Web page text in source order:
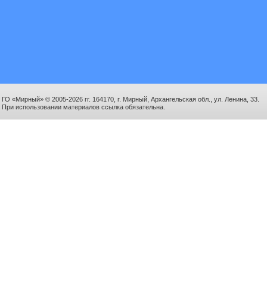
ГО «Мирный» © 2005-2026 гг. 164170, г. Мирный, Архангельская обл., ул. Ленина, 33.
При использовании материалов ссылка обязательна.